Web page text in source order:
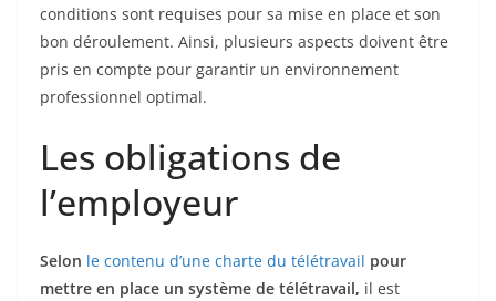
conditions sont requises pour sa mise en place et son
bon déroulement. Ainsi, plusieurs aspects doivent être
pris en compte pour garantir un environnement
professionnel optimal.
Les obligations de
l’employeur
Selon le contenu d’une charte du télétravail pour
mettre en place un système de télétravail, il est